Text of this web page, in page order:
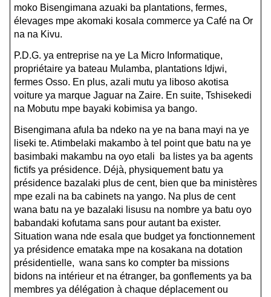
moko Bisengimana azuaki ba plantations, fermes,
élevages mpe akomaki kosala commerce ya Café na Or
na na Kivu.
P.D.G. ya entreprise na ye La Micro Informatique,
propriétaire ya bateau Mulamba, plantations Idjwi,
fermes Osso. En plus, azali mutu ya liboso akotisa
voiture ya marque Jaguar na Zaire. En suite, Tshisekedi
na Mobutu mpe bayaki kobimisa ya bango.
Bisengimana afula ba ndeko na ye na bana mayi na ye
liseki te. Atimbelaki makambo à tel point que batu na ye
basimbaki makambu na oyo etali ba listes ya ba agents
fictifs ya présidence. Déjà, physiquement batu ya
présidence bazalaki plus de cent, bien que ba ministères
mpe ezali na ba cabinets na yango. Na plus de cent
wana batu na ye bazalaki lisusu na nombre ya batu oyo
babandaki kofutama sans pour autant ba exister.
Situation wana nde esala que budget ya fonctionnement
ya présidence emataka mpe na kosakana na dotation
présidentielle, wana sans ko compter ba missions
bidons na intérieur et na étranger, ba gonflements ya ba
membres ya délégation à chaque déplacement ou